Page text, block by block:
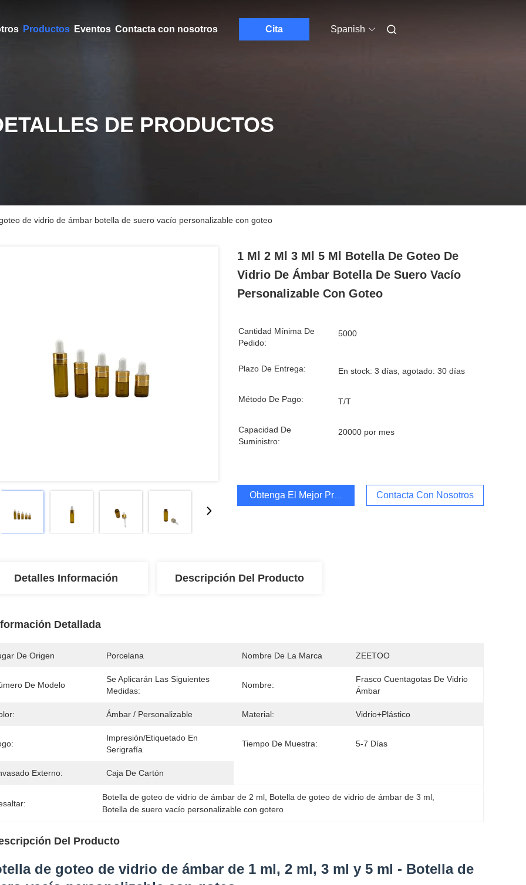
Productos Eventos Contacta con nosotros Cita Spanish
DE PRODUCTOS
de vidrio de ámbar botella de suero vacío personalizable con goteo
1 Ml 2 Ml 3 Ml 5 Ml Botella De Goteo De
Vidrio De Ámbar Botella De Suero Vacío
Personalizable Con Goteo
Cantidad Mínima De
Pedido:
5000
Plazo De Entrega: En stock: 3 días, agotado: 30 días
Método De Pago: T/T
Capacidad De
Suministro:
20000 por mes
Obtenga El Mejor Precio Contacta Con Nosotros
Detalles Información Descripción Del Producto
Detallada
De Origen Porcelana Nombre De La Marca ZEETOO
De Modelo
Se Aplicarán Las Siguientes
Medidas:
Nombre:
Frasco Cuentagotas De Vidrio
Ámbar
Ámbar / Personalizable Material: Vidrio+plástico
Impresión/etiquetado En
Serigrafía
Tiempo De Muestra: 5-7 Días
Externo: Caja De Cartón
Botella de goteo de vidrio de ámbar de 2 ml Botella de goteo de vidrio de ámbar de 3 ml
Botella de suero vacío personalizable con gotero
Del Producto
de goteo de vidrio de ámbar de 1 ml, 2 ml, 3 ml y 5 ml - Botella de